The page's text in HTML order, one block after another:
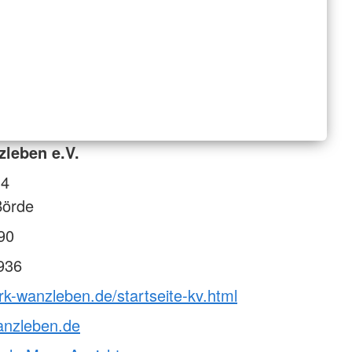
e.V.
wanzleben.de/startseite-kv.html